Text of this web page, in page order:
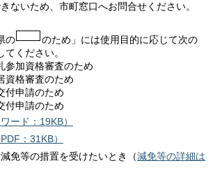
ないため、市町窓口へお問合せください。
の
のため」には使用目的に応じて次の
てください。
参加資格審査のため
資格審査のため
付申請のため
付申請のため
ード：19KB）
：31KB）
免等の措置を受けたいとき（減免等の詳細は